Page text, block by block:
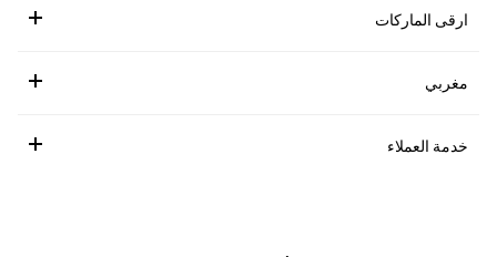
ارقى الماركات
مغربي
خدمة العملاء